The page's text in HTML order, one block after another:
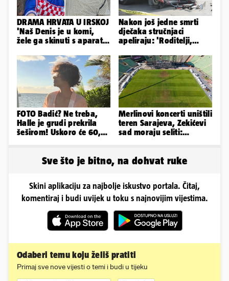
DRAMA HRVATA U IRSKOJ
'Naš Denis je u komi,
žele ga skinuti s aparata!
Nakon još jedne smrti
dječaka stručnjaci
apeliraju: 'Roditelji,
igračke'
FOTO Badić? Ne treba,
Halle je grudi prekrila
šeširom! Uskoro će 60,
Merlinovi koncerti uništili
teren Sarajeva, Zekićevi
sad moraju seliti:
Sve što je bitno, na dohvat ruke
Skini aplikaciju za najbolje iskustvo portala. Čitaj,
komentiraj i budi uvijek u toku s najnovijim vijestima.
Odaberi temu koju želiš pratiti
Primaj sve nove vijesti o temi i budi u tijeku